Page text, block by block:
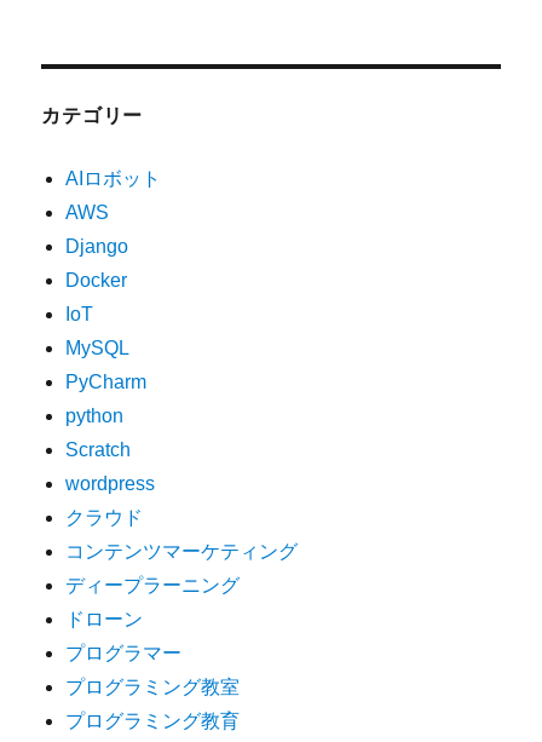
カテゴリー
AIロボット
AWS
Django
Docker
IoT
MySQL
PyCharm
python
Scratch
wordpress
クラウド
コンテンツマーケティング
ディープラーニング
ドローン
プログラマー
プログラミング教室
プログラミング教育